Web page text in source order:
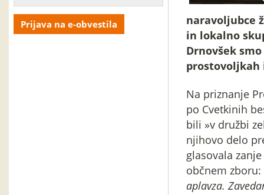
Prijava na e-obvestila
naravoljubce
in lokalno
Drnovšek
prostovoljkah
Na priznanje
po Cvetkinih
bili »v družbi
njihovo delo
glasovala
občnem zboru:
aplavza.